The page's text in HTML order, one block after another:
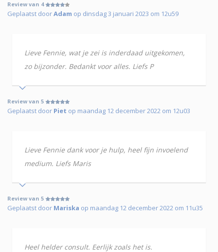
Review van 4
Geplaatst doorAdam op dinsdag 3 januari 2023 om 12u59
Lieve Fennie, wat je zei is inderdaad uitgekomen,
zo bijzonder. Bedankt voor alles. Liefs P
Review van 5
Geplaatst door Piet op maandag 12 december 2022 om 12u03
Lieve Fennie dank voor je hulp, heel fijn invoelend
medium. Liefs Maris
Review van 5
Geplaatst door Mariska op maandag 12 december 2022 om 11u35
Heel helder consult. Eerlijk zoals het is.